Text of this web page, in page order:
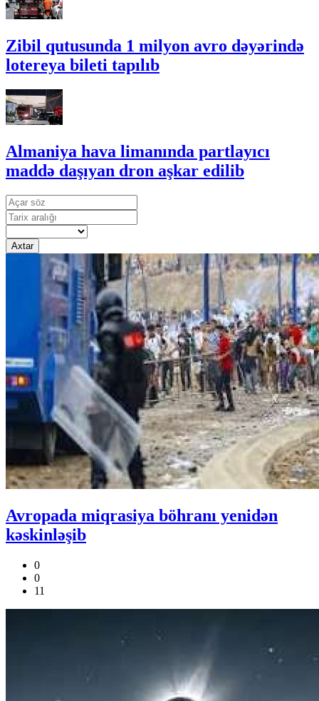
Zibil qutusunda 1 milyon avro dəyərində
lotereya bileti tapılıb
Almaniya hava limanında partlayıcı
maddə daşıyan dron aşkar edilib
Axtar
Avropada miqrasiya böhranı yenidən
kəskinləşib
0
0
11